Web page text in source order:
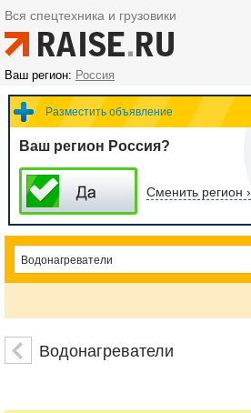
Вся спецтехника и грузовики
Ваш регион: Россия
Разместить объявление
Ваш регион Россия?
Сменить регион ›
Водонагреватели